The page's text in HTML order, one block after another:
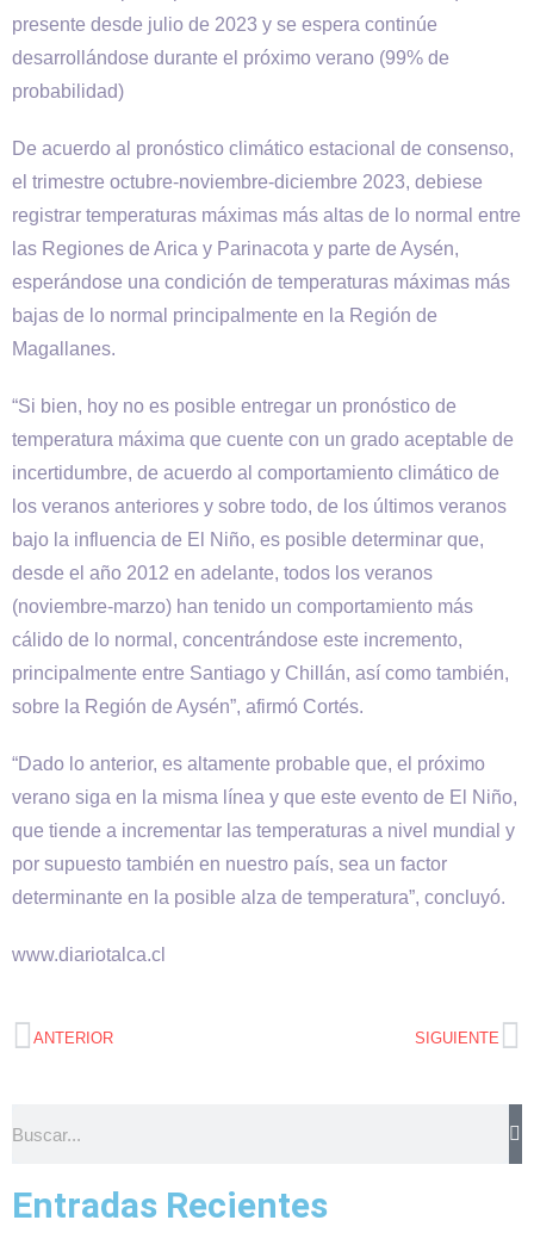
presente desde julio de 2023 y se espera continúe
desarrollándose durante el próximo verano (99% de
probabilidad)
De acuerdo al pronóstico climático estacional de consenso,
el trimestre octubre-noviembre-diciembre 2023, debiese
registrar temperaturas máximas más altas de lo normal entre
las Regiones de Arica y Parinacota y parte de Aysén,
esperándose una condición de temperaturas máximas más
bajas de lo normal principalmente en la Región de
Magallanes.
“Si bien, hoy no es posible entregar un pronóstico de
temperatura máxima que cuente con un grado aceptable de
incertidumbre, de acuerdo al comportamiento climático de
los veranos anteriores y sobre todo, de los últimos veranos
bajo la influencia de El Niño, es posible determinar que,
desde el año 2012 en adelante, todos los veranos
(noviembre-marzo) han tenido un comportamiento más
cálido de lo normal, concentrándose este incremento,
principalmente entre Santiago y Chillán, así como también,
sobre la Región de Aysén”, afirmó Cortés.
“Dado lo anterior, es altamente probable que, el próximo
verano siga en la misma línea y que este evento de El Niño,
que tiende a incrementar las temperaturas a nivel mundial y
por supuesto también en nuestro país, sea un factor
determinante en la posible alza de temperatura”, concluyó.
www.diariotalca.cl
ANTERIOR SIGUIENTE
Entradas Recientes